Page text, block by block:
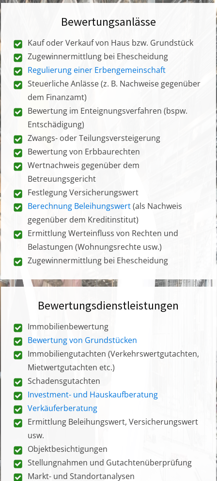
Bewertungsanlässe
Kauf oder Verkauf von Haus bzw. Grundstück
Zugewinnermittlung bei Ehescheidung
Regulierung einer Erbengemeinschaft
Steuerliche Anlässe (z. B. Nachweise gegenüber
dem Finanzamt)
Bewertung im Enteignungsverfahren (bspw.
Entschädigung)
Zwangs- oder Teilungsversteigerung
Bewertung von Erbbaurechten
Wertnachweis gegenüber dem
Betreuungsgericht
Festlegung Versicherungswert
Berechnung Beleihungswert(als Nachweis
gegenüber dem Kreditinstitut)
Ermittlung Werteinfluss von Rechten und
Belastungen (Wohnungsrechte usw.)
Zugewinnermittlung bei Ehescheidung
Bewertungsdienstleistungen
Immobilienbewertung
Bewertung von Grundstücken
Immobiliengutachten (Verkehrswertgutachten,
Mietwertgutachten etc.)
Schadensgutachten
Investment- und Hauskaufberatung
Verkäuferberatung
Ermittlung Beleihungswert, Versicherungswert
usw.
Objektbesichtigungen
Stellungnahmen und Gutachtenüberprüfung
Markt- und Standortanalysen